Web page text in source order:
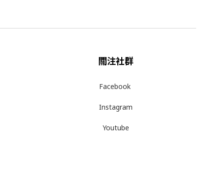
關注社群
Facebook
Instagram
Youtube